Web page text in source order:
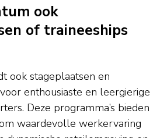
ook
of traineeships
ook stageplaatsen en
enthousiaste en leergierige
Deze programma’s bieden
waardevolle werkervaring